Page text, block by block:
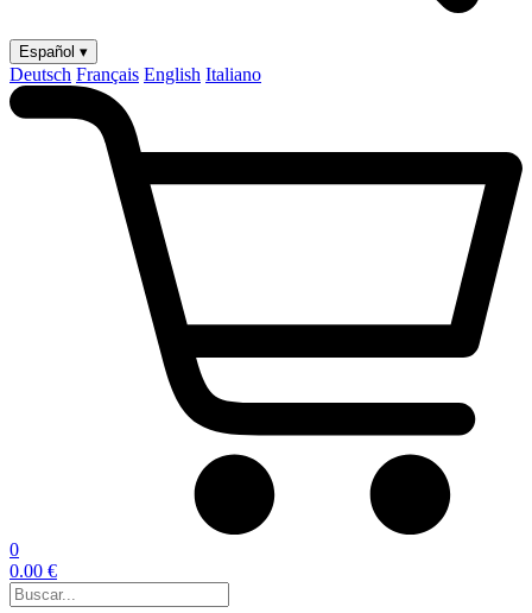
Español ▾
Deutsch Français English Italiano
0
0.00 €